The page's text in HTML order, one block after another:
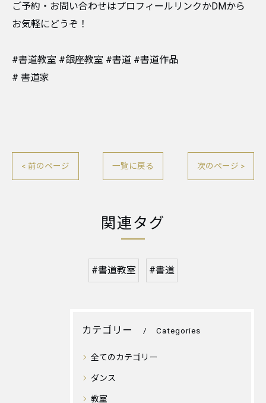
​ご予約・お問い合わせはプロフィールリンクかDMから
お気軽にどうぞ！
​#書道教室 #銀座教室 #書道 #書道作品
# 書道家
< 前のページ 一覧に戻る 次のページ >
関連タグ
#書道教室 #書道
カテゴリー Categories
全てのカテゴリー
ダンス
教室